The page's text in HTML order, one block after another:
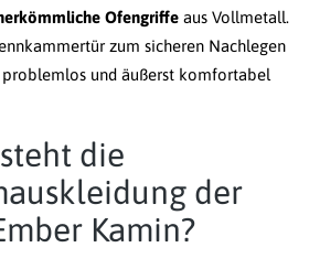
Ofengriffe aus Vollmetall.
zum sicheren Nachlegen
und äußerst komfortabel
die
der
Kamin?